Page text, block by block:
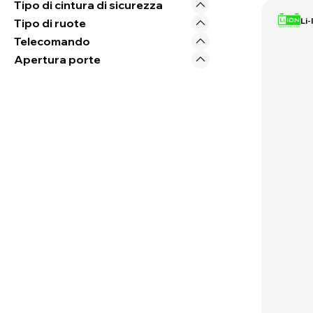
Tipo di cintura di sicurezza
Tipo di ruote
Telecomando
Apertura porte